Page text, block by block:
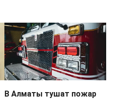
В Алматы тушат пожар